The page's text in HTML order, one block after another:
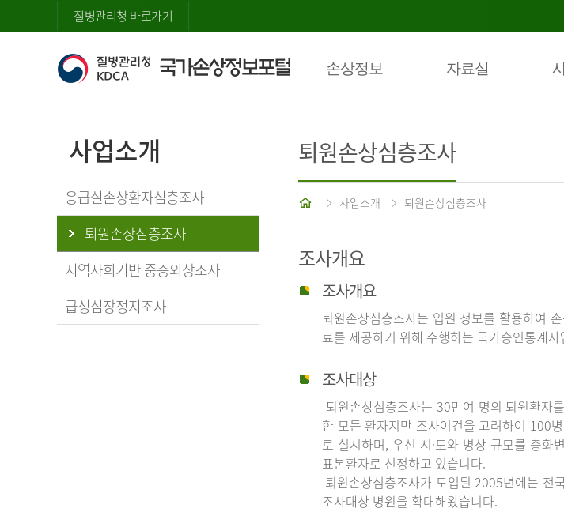
질병관리청 바로가기
손상정보 자료실
사업소개
응급실손상환자심층조사
퇴원손상심층조사
지역사회기반 중증외상조사
급성심장정지조사
퇴원손상심층조사
홈 사업소개 퇴원손상심층조사
조사개요
조사개요
퇴원손상심층조사는 입원 정보를 활용하여
료를 제공하기 위해 수행하는 국가승인통계사
조사대상
퇴원손상심층조사는 30만여 명의 퇴원환자
한 모든 환자지만 조사여건을 고려하여 100
로 실시하며, 우선 시·도와 병상 규모를 층화
표본환자로 선정하고 있습니다.
퇴원손상심층조사가 도입된 2005년에는 전
조사대상 병원을 확대해왔습니다.